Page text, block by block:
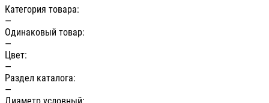
Категория товара:
—
Одинаковый товар:
—
Цвет:
—
Раздел каталога:
—